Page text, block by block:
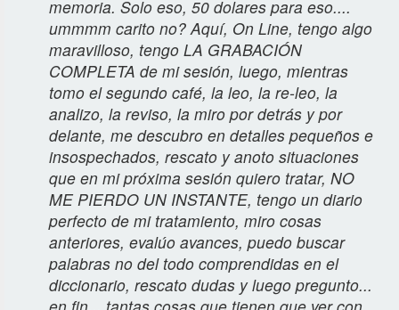
memoria. Solo eso, 50 dolares para eso....
ummmm carito no? Aquí, On Line, tengo algo
maravilloso, tengo LA GRABACIÓN
COMPLETA de mi sesión, luego, mientras
tomo el segundo café, la leo, la re-leo, la
analizo, la reviso, la miro por detrás y por
delante, me descubro en detalles pequeños e
insospechados, rescato y anoto situaciones
que en mi próxima sesión quiero tratar, NO
ME PIERDO UN INSTANTE, tengo un diario
perfecto de mi tratamiento, miro cosas
anteriores, evalúo avances, puedo buscar
palabras no del todo comprendidas en el
diccionario, rescato dudas y luego pregunto...